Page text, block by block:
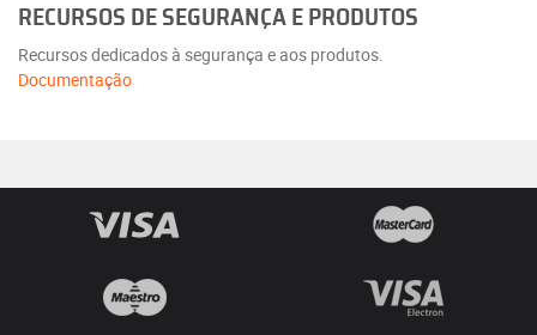
RECURSOS DE SEGURANÇA E PRODUTOS
Recursos dedicados à segurança e aos produtos.
Documentação